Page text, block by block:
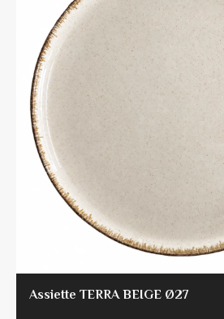
Assiette TERRA BEIGE Ø27